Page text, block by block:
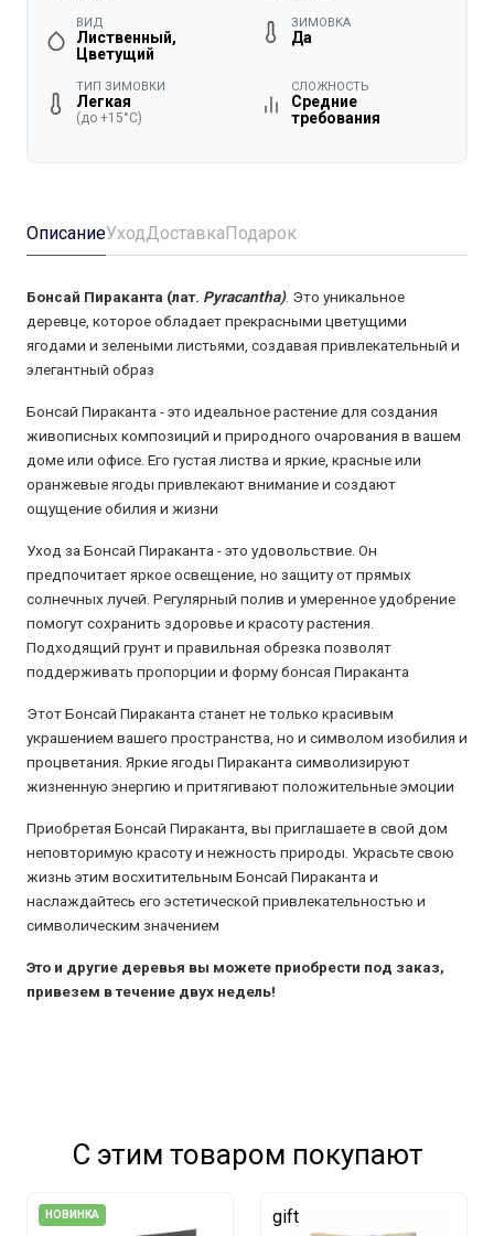
ВИД
Лиственный,
Цветущий
ЗИМОВКА
Да
ТИП ЗИМОВКИ
Легкая
(до +15°C)
СЛОЖНОСТЬ
Средние
требования
ОписаниеУходДоставкаПодарок
Бонсай Пираканта (лат. Pyracantha). Это уникальное
деревце, которое обладает прекрасными цветущими
ягодами и зелеными листьями, создавая привлекательный и
элегантный образ
Бонсай Пираканта - это идеальное растение для создания
живописных композиций и природного очарования в вашем
доме или офисе. Его густая листва и яркие, красные или
оранжевые ягоды привлекают внимание и создают
ощущение обилия и жизни
Уход за Бонсай Пираканта - это удовольствие. Он
предпочитает яркое освещение, но защиту от прямых
солнечных лучей. Регулярный полив и умеренное удобрение
помогут сохранить здоровье и красоту растения.
Подходящий грунт и правильная обрезка позволят
поддерживать пропорции и форму бонсая Пираканта
Этот Бонсай Пираканта станет не только красивым
украшением вашего пространства, но и символом изобилия и
процветания. Яркие ягоды Пираканта символизируют
жизненную энергию и притягивают положительные эмоции
Приобретая Бонсай Пираканта, вы приглашаете в свой дом
неповторимую красоту и нежность природы. Украсьте свою
жизнь этим восхитительным Бонсай Пираканта и
наслаждайтесь его эстетической привлекательностью и
символическим значением
Это и другие деревья вы можете приобрести под заказ,
привезем в течение двух недель!
С этим товаром покупают
НОВИНКА gift